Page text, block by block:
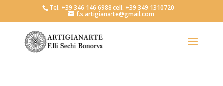
Tel. +39 346 146 6988 cell. +39 349 1310720
f.s.artigianarte@gmail.com